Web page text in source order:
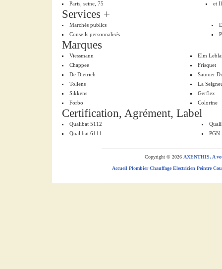
Paris, seine, 75
et
Services +
Marchés publics
Conseils personnalisés
Marques
Viessmann
Chappee
De Dietrich
Elm
Frisquet
Saunier
Tollens
Sikkens
Forbo
La
Gerflex
Colorine
Certification, Agrément, Label
Qualibat 5112
Qualibat 6111
PGN
Copyright © 2026 AXENTHIS, A
Accueil Plombier Chauffage Electricien Peintre